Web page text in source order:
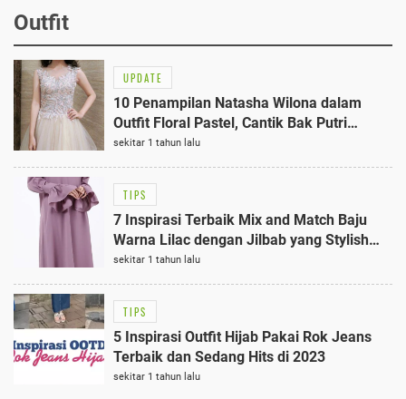
Outfit
UPDATE
10 Penampilan Natasha Wilona dalam
Outfit Floral Pastel, Cantik Bak Putri
Dongeng
sekitar 1 tahun lalu
TIPS
7 Inspirasi Terbaik Mix and Match Baju
Warna Lilac dengan Jilbab yang Stylish
dan Elegan
sekitar 1 tahun lalu
TIPS
5 Inspirasi Outfit Hijab Pakai Rok Jeans
Terbaik dan Sedang Hits di 2023
sekitar 1 tahun lalu